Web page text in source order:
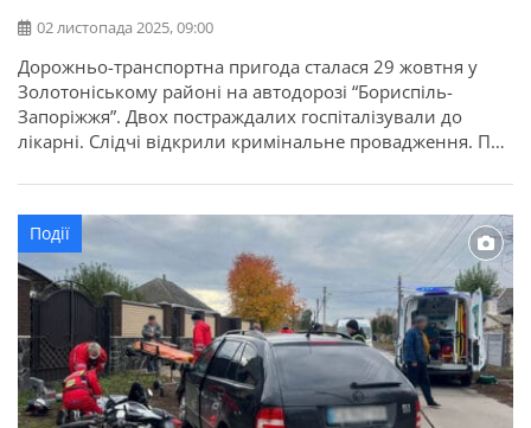
02 листопада 2025, 09:00
Дорожньо-транспортна пригода сталася 29 жовтня у
Золотоніському районі на автодорозі “Бориспіль-
Запоріжжя”. Двох постраждалих госпіталізували до
лікарні. Слідчі відкрили кримінальне провадження. Про
73-річний водій автомобіля «Chevrolet Aveo» не
впорався з керуванням, виїхав за межі проїзної частини
та злетів у кювет. В результаті аварії керманич і його 72-
річний пасажир отримали […]
Події